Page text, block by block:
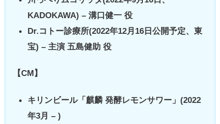
KADOKAWA) – 溝口健一 役
Dr.コトー診療所(2022年12月16日公開予定、東
宝) – 主演 五島健助 役
【CM】
キリンビール「麒麟 発酵レモンサワー」(2022
年3月 – )